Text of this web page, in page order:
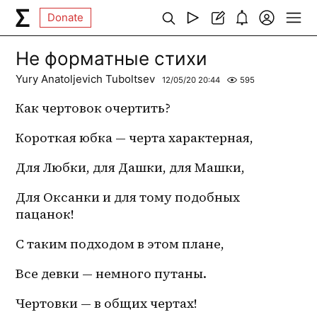
Donate
Не форматные стихи
Yury Anatoljevich Tuboltsev 12/05/20 20:44 595
Как чертовок очертить?
Короткая юбка — черта характерная,
Для Любки, для Дашки, для Машки,
Для Оксанки и для тому подобных
пацанок!
С таким подходом в этом плане,
Все девки — немного путаны.
Чертовки — в общих чертах!